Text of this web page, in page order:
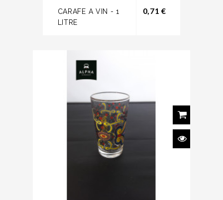
CARAFE A VIN - 1
LITRE
0,71 €Prix